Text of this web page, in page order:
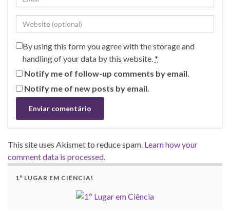
By using this form you agree with the storage and
handling of your data by this website.*
Notify me of follow-up comments by email.
Notify me of new posts by email.
This site uses Akismet to reduce spam. Learn how your
comment data is processed.
1º LUGAR EM CIÊNCIA!